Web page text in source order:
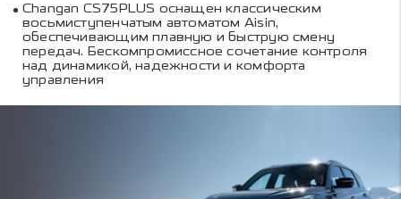
Changan CS75PLUS оснащен классическим
восьмиступенчатым автоматом Aisin,
обеспечивающим плавную и быструю смену
передач. Бескомпромиссное сочетание контроля
над динамикой, надежности и комфорта
управления